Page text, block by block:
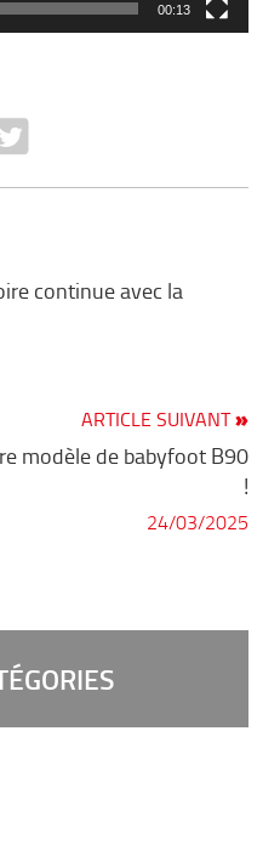
00:13
L’ARTICLE
continue avec la
ARTICLE SUIVANT
modèle de babyfoot B90
!
24/03/2025